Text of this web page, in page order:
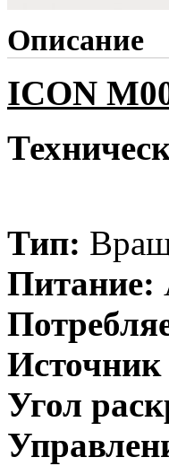
Описание
ICON M
Тип:
Питание:
Источник
Угол